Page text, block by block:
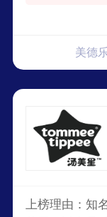
美德
上榜理由：知